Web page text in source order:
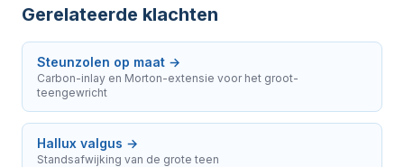
Gerelateerde klachten
Steunzolen op maat →
Carbon-inlay en Morton-extensie voor het groot-
teengewricht
Hallux valgus →
Standsafwijking van de grote teen